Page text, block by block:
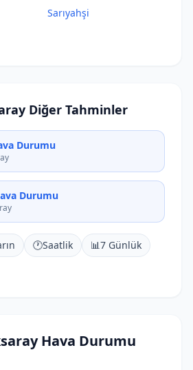
Sarıyahşi
Diğer Tahminler
Durumu
Durumu
🕐Saatlik 📊7 Günlük
Hava Durumu